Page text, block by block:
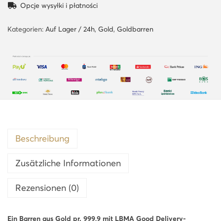
z
G
r
e
L
Opcje wysyłki i płatności
Kategorien: Auf Lager / 24h, Gold, Goldbarren
Beschreibung
Zusätzliche Informationen
Rezensionen (0)
Ein Barren aus Gold pr. 999,9 mit LBMA Good Delivery-